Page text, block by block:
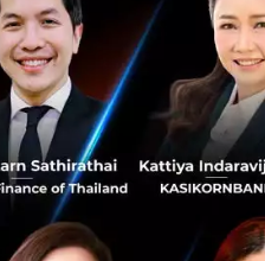
“mRNA คือค
ก็อาจจะเป็นสิ่งที่ทำ
ชีวิตคนอีกจำนวนห